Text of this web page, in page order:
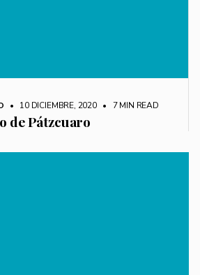
• 10 DICIEMBRE, 2020 • 7 MIN READ
de Pátzcuaro